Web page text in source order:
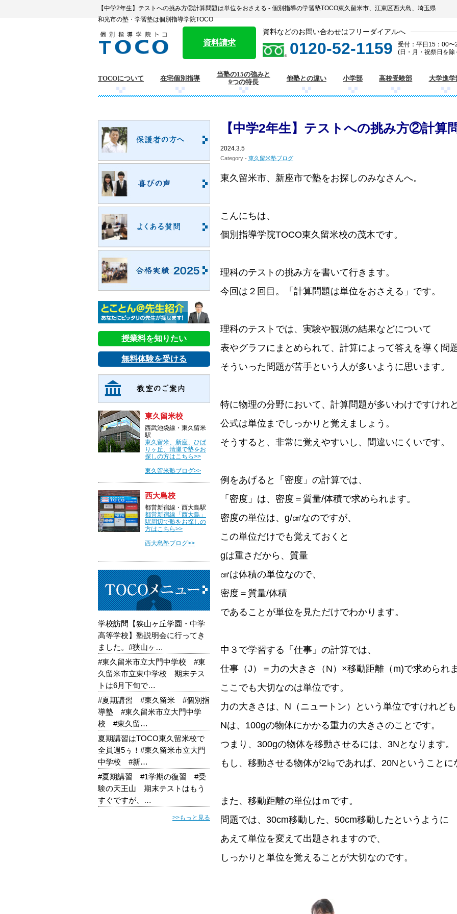
【中学2年生】テストへの挑み方②計算問題は単位をおさえる - 個別指導の学習塾TOCO東久留米市、江東区西大島、埼玉県
和光市の塾・学習塾は個別指導学院TOCO
資料請求
資料などのお問い合わせはフリーダイアルへ
0120-52-1159
受付：平日15：00〜
(日・月・祝祭日を除
TOCOについて 在宅個別指導
当塾の15の強みと
9つの特長
他塾との違い 小学部 高校受験部 大学進学
【中学2年生】テストへの挑み方②計算
2024.3.5
Category - 東久留米塾ブログ
東久留米市、新座市で塾をお探しのみなさんへ。
こんにちは、
個別指導学院TOCO東久留米校の茂木です。
理科のテストの挑み方を書いて行きます。
今回は２回目。「計算問題は単位をおさえる」です。
理科のテストでは、実験や観測の結果などについて
表やグラフにまとめられて、計算によって答えを導く問
そういった問題が苦手という人が多いように思います。
特に物理の分野において、計算問題が多いわけですけれ
公式は単位までしっかりと覚えましょう。
そうすると、非常に覚えやすいし、間違いにくいです。
例をあげると「密度」の計算では、
「密度」は、密度＝質量/体積で求められます。
密度の単位は、g/㎤なのですが、
この単位だけでも覚えておくと
gは重さだから、質量
㎤は体積の単位なので、
密度＝質量/体積
であることが単位を見ただけでわかります。
中３で学習する「仕事」の計算では、
仕事（J）＝力の大きさ（N）×移動距離（m)で求められ
ここでも大切なのは単位です。
力の大きさは、N（ニュートン）という単位ですけれど
Nは、100gの物体にかかる重力の大きさのことです。
つまり、300gの物体を移動させるには、3Nとなります。
もし、移動させる物体が2㎏であれば、20Nということに
また、移動距離の単位はｍです。
問題では、30cm移動した、50cm移動したというように
あえて単位を変えて出題されますので、
しっかりと単位を覚えることが大切なのです。
授業料を知りたい
無料体験を受ける
東久留米校
西武池袋線・東久留米
駅
東久留米、新座、ひば
りヶ丘、清瀬で塾をお
探しの方はこちら>>
東久留米塾ブログ>>
西大島校
都営新宿線・西大島駅
都営新宿線「西大島」
駅周辺で塾をお探しの
方はこちら>>
西大島塾ブログ>>
学校訪問【狭山ヶ丘学園・中学
高等学校】塾説明会に行ってき
ました。#狭山ヶ…
#東久留米市立大門中学校 #東
久留米市立東中学校 期末テス
トは6月下旬で…
#夏期講習 #東久留米 #個別指
導塾 #東久留米市立大門中学
校 #東久留…
夏期講習はTOCO東久留米校で
全員週5ぅ！#東久留米市立大門
中学校 #新…
#夏期講習 #1学期の復習 #受
験の天王山 期末テストはもう
すぐですが、…
>>もっと見る